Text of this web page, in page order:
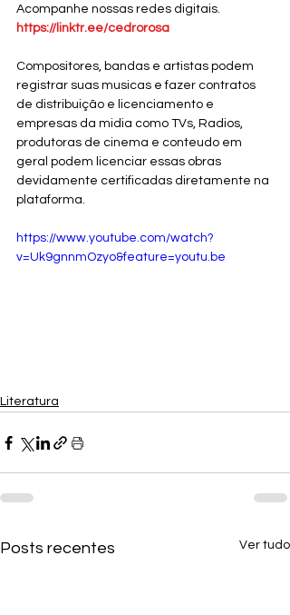
Acompanhe nossas redes digitais.
https://linktr.ee/cedrorosa
Compositores, bandas e artistas podem
registrar suas musicas e fazer contratos
de distribuição e licenciamento e
empresas da midia como TVs, Radios,
produtoras de cinema e conteudo em
geral podem licenciar essas obras
devidamente certificadas diretamente na
plataforma.
https://www.youtube.com/watch?
v=Uk9gnnmOzyo&feature=youtu.be
Literatura
Posts recentes Ver tudo